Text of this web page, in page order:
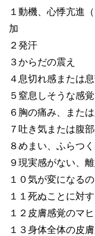
１動機、心悸亢進
加
２発汗
３からだの震え
４息切れ感または
５窒息しそうな感覚
６胸の痛み、また
７吐き気または腹
８めまい、ふらつ
９現実感がない、
１０気が変になる
１１死ぬことに対
１２皮膚感覚のマ
１３身体全体の皮